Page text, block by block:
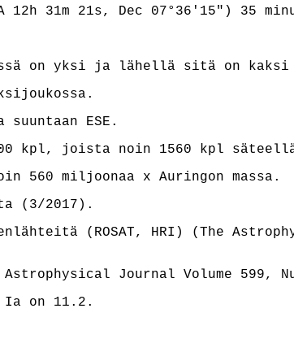
12h 31m 21s, Dec 07°36'15") 35
on yksi ja lähellä sitä on kaksi
ESE.
kpl, joista noin 1560 kpl
560 miljoonaa x Auringon massa.
(3/2017).
(ROSAT, HRI)
(The
Astrophysical Journal Volume 599,
Ia on 11.2.